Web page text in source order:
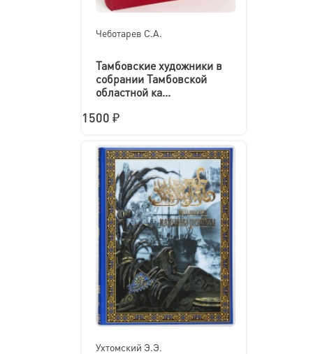
Чеботарев С.А.
Тамбовские художники в
собрании Тамбовской
областной ка...
1500 ₽
Ухтомский Э.Э.